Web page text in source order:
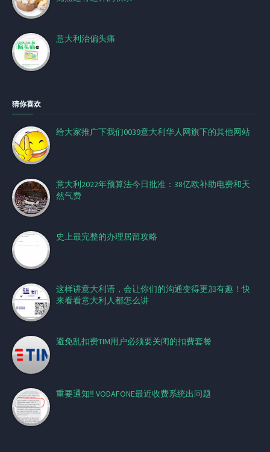
意大利治偏头痛
猜你喜欢
给大家推广下我们0039意大利华人网旗下的其他网站
意大利2022年预算法今日批准：38亿欧补助电费和天
然气费
史上最完整的办理居留攻略
这样讲意大利语，会让你们的沟通变得更加有趣！快
来看看意大利人都怎么讲
避免乱扣费TIM用户必须要关闭的扣费套餐
重要通知‼️ VODAFONE最近收费系统出问题